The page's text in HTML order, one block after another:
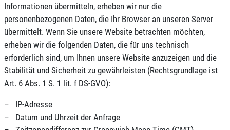
Informationen übermitteln, erheben wir nur die
personenbezogenen Daten, die Ihr Browser an unseren Server
übermittelt. Wenn Sie unsere Website betrachten möchten,
erheben wir die folgenden Daten, die für uns technisch
erforderlich sind, um Ihnen unsere Website anzuzeigen und die
Stabilität und Sicherheit zu gewährleisten (Rechtsgrundlage ist
Art. 6 Abs. 1 S. 1 lit. f DS-GVO):
– IP-Adresse
– Datum und Uhrzeit der Anfrage